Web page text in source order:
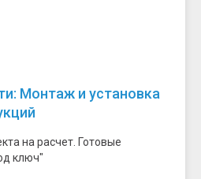
Монтаж и установка
на расчет. Готовые
ключ"